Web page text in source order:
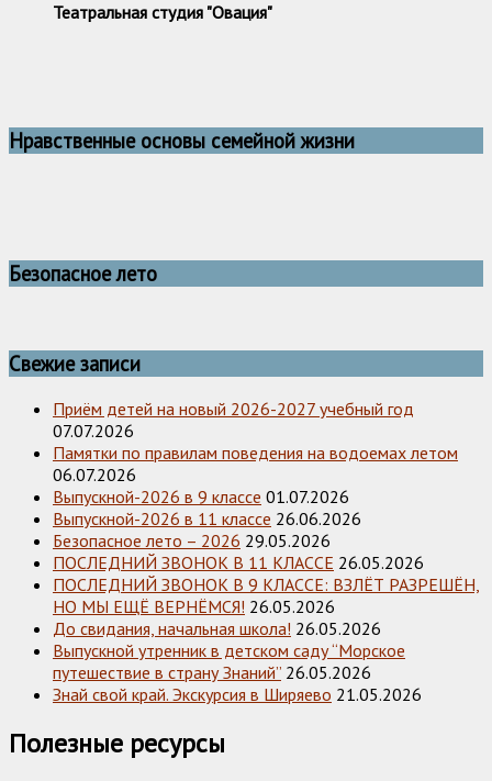
Театральная студия "Овация"
Нравственные основы семейной жизни
Безопасное лето
Свежие записи
Приём детей на новый 2026-2027 учебный год
07.07.2026
Памятки по правилам поведения на водоемах летом
06.07.2026
Выпускной-2026 в 9 классе 01.07.2026
Выпускной-2026 в 11 классе 26.06.2026
Безопасное лето – 2026 29.05.2026
ПОСЛЕДНИЙ ЗВОНОК В 11 КЛАССЕ 26.05.2026
ПОСЛЕДНИЙ ЗВОНОК В 9 КЛАССЕ: ВЗЛЁТ РАЗРЕШЁН,
НО МЫ ЕЩЁ ВЕРНЁМСЯ! 26.05.2026
До свидания, начальная школа! 26.05.2026
Выпускной утренник в детском саду “Морское
путешествие в страну Знаний” 26.05.2026
Знай свой край. Экскурсия в Ширяево 21.05.2026
Полезные ресурсы